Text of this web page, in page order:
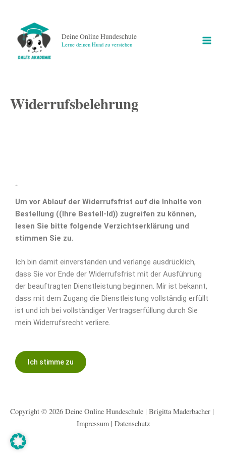
springen
Deine Online Hundeschule
Lerne deinen Hund zu verstehen
Widerrufsbelehrung
Um vor Ablauf der Widerrufsfrist auf die Inhalte von
Bestellung ((Ihre Bestell-Id)) zugreifen zu können,
lesen Sie bitte folgende Verzichtserklärung und
stimmen Sie zu.
Ich bin damit einverstanden und verlange ausdrücklich,
dass Sie vor Ende der Widerrufsfrist mit der Ausführung
der beauftragten Dienstleistung beginnen. Mir ist bekannt,
dass mit dem Zugang die Dienstleistung vollständig erfüllt
ist und ich bei vollständiger Vertragserfüllung durch Sie
mein Widerrufsrecht verliere.
Ich stimme zu
Copyright © 2026 Deine Online Hundeschule | Brigitta Maderbacher |
Impressum| Datenschutz